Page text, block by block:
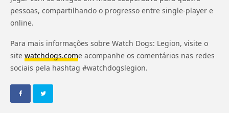
pessoas, compartilhando o progresso entre single-player e
online.
Para mais informações sobre Watch Dogs: Legion, visite o
sitewatchdogs.come acompanhe os comentários nas redes
sociais pela hashtag #watchdogslegion.